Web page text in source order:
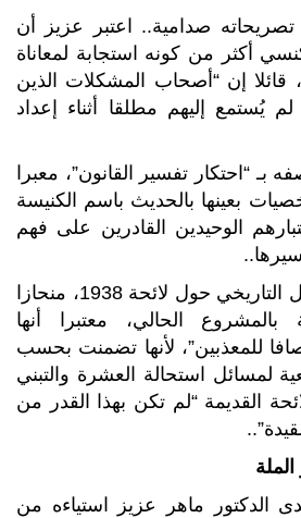
صدامية.. اعتبر عزيز أن
أكثر من كونه استجابة لمعاناة
قائلا إن “أصحاب المشكلات الذين
يُستمع إليهم مطلقا أثناء إعداد
بـ “احتكار تفسير القانون”، معبرا
بعينها بالحديث باسم الكنيسة
الوحيدين القادرين على فهم
ويعيد عزيز إحياء الجدل التاريخي حول لائحة 1938، منحازا
بالمشروع الحالي، معتبرا أنها
للمعذبين”، لأنها تضمنت بحسب
لمسائل استحالة العشرة والتبني
القديمة “لم تكن بهذا القدر من
الملة
الدكتور ماهر عزيز استياءه من